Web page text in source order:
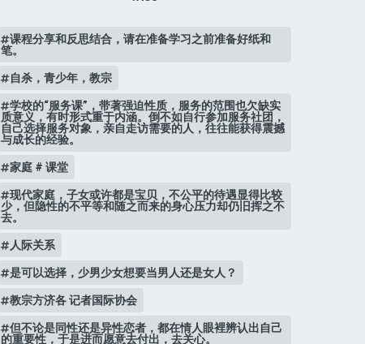
课程分享和反思结合，请在准备学习之前准备好纸和
笔。
自杀，青少年，教宗
学校的“服务课”，带著强迫性质，服务的范围也欠缺实
质意义，有时形式重于内涵。倒不如自行参加服务社团，
自己选择服务对象，亲自走访需要的人，往往能获得震撼
与成长的经验。
家庭 # 课堂
现代家庭，子女或许都是宝贝，不公平的待遇显得比较
少，但隐性的不平等和随之而来的身心压力却仍旧挥之不
去。
人际关系
是可以选择，少男少女想要当男人还是女人？
教宗方济各 记者国际协会
但不论是同性还是异性恋者，都在情人眼裡辨认出自己
的重要性，于是进而愿意去付出，去关心。